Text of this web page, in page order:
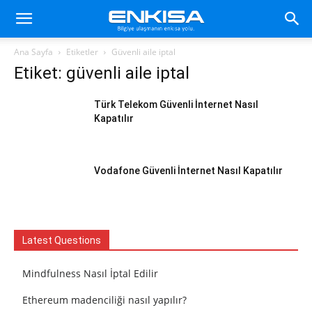
Ana Sayfa Etiketler Güvenli aile iptal
Etiket: güvenli aile iptal
Türk Telekom Güvenli İnternet Nasıl
Kapatılır
Vodafone Güvenli İnternet Nasıl Kapatılır
Latest Questions
Mindfulness Nasıl İptal Edilir
Ethereum madenciliği nasıl yapılır?